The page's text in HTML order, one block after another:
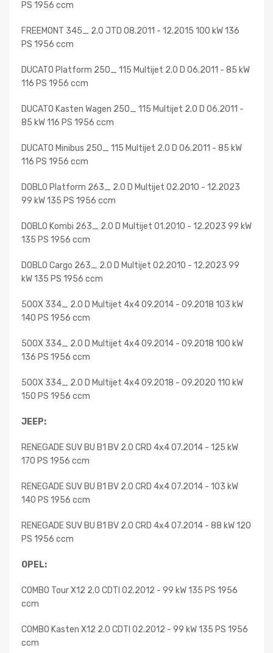
PS 1956 ccm
FREEMONT 345_ 2.0 JTD 08.2011 - 12.2015 100 kW 136
PS 1956 ccm
DUCATO Platform 250_ 115 Multijet 2.0 D 06.2011 - 85 kW
116 PS 1956 ccm
DUCATO Kasten Wagen 250_ 115 Multijet 2.0 D 06.2011 -
85 kW 116 PS 1956 ccm
DUCATO Minibus 250_ 115 Multijet 2.0 D 06.2011 - 85 kW
116 PS 1956 ccm
DOBLO Platform 263_ 2.0 D Multijet 02.2010 - 12.2023
99 kW 135 PS 1956 ccm
DOBLO Kombi 263_ 2.0 D Multijet 01.2010 - 12.2023 99 kW
135 PS 1956 ccm
DOBLO Cargo 263_ 2.0 D Multijet 02.2010 - 12.2023 99
kW 135 PS 1956 ccm
500X 334_ 2.0 D Multijet 4x4 09.2014 - 09.2018 103 kW
140 PS 1956 ccm
500X 334_ 2.0 D Multijet 4x4 09.2014 - 09.2018 100 kW
136 PS 1956 ccm
500X 334_ 2.0 D Multijet 4x4 09.2018 - 09.2020 110 kW
150 PS 1956 ccm
JEEP:
RENEGADE SUV BU B1 BV 2.0 CRD 4x4 07.2014 - 125 kW
170 PS 1956 ccm
RENEGADE SUV BU B1 BV 2.0 CRD 4x4 07.2014 - 103 kW
140 PS 1956 ccm
RENEGADE SUV BU B1 BV 2.0 CRD 4x4 07.2014 - 88 kW 120
PS 1956 ccm
OPEL:
COMBO Tour X12 2.0 CDTI 02.2012 - 99 kW 135 PS 1956
ccm
COMBO Kasten X12 2.0 CDTI 02.2012 - 99 kW 135 PS 1956
ccm